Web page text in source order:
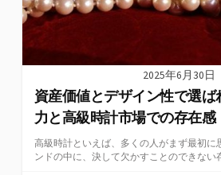
2025年6月30日
資産価値とデザイン性で選ば
力と高級時計市場での存在感
高級時計といえば、多くの人がまず最初に
ンドの中に、決して欠かすことのできない